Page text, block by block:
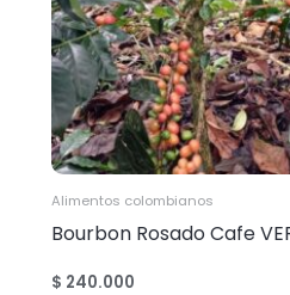
Alimentos colombianos
Bourbon Rosado Cafe
Grano cantidad 20.000
$ 240.000